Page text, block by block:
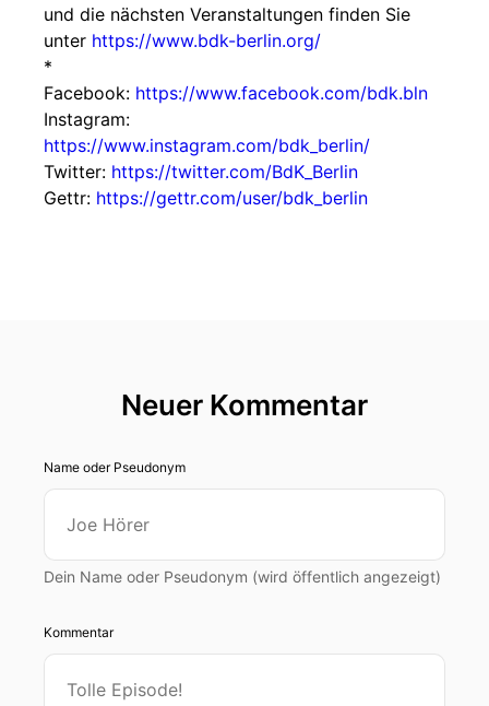
und die nächsten Veranstaltungen finden Sie
unter https://www.bdk-berlin.org/
*
Facebook: https://www.facebook.com/bdk.bln
Instagram:
https://www.instagram.com/bdk_berlin/
Twitter: https://twitter.com/BdK_Berlin
Gettr: https://gettr.com/user/bdk_berlin
Neuer Kommentar
Name oder Pseudonym
Dein Name oder Pseudonym (wird öffentlich angezeigt)
Kommentar